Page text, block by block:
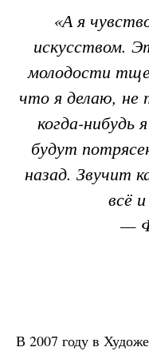
«А я
искусством.
молодости
что я делаю, не
когда-нибудь
будут
назад. Звучит
всё
—
В 2007 году в